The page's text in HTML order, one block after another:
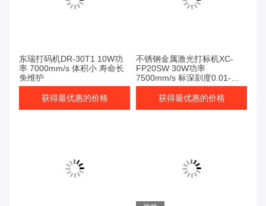
东瑞打码机DR-30T1 10W功
率 7000mm/s 体积小 寿命长
免维护
获得最优惠的价格
不锈钢金属激光打标机XC-
FP20SW 30W功率
7500mm/s 标深刻度0.01-
0.5mm 电压220V 质量好
获得最优惠的价格